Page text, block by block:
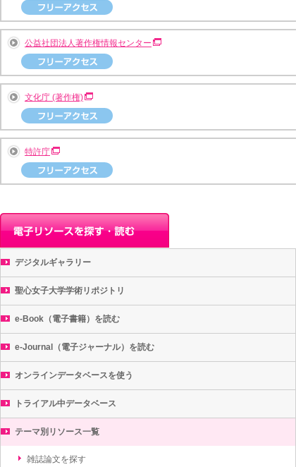
公益社団法人著作権情報センター
文化庁 (著作権)
特許庁
デジタルギャラリー
聖心女子大学学術リポジトリ
e-Book（電子書籍）を読む
e-Journal（電子ジャーナル）を読む
オンラインデータベースを使う
トライアル中データベース
テーマ別リソース一覧
雑誌論文を探す